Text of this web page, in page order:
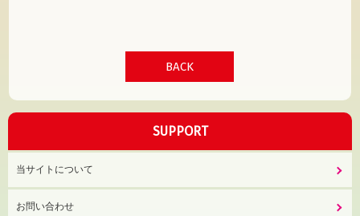
BACK
SUPPORT
当サイトについて
お問い合わせ